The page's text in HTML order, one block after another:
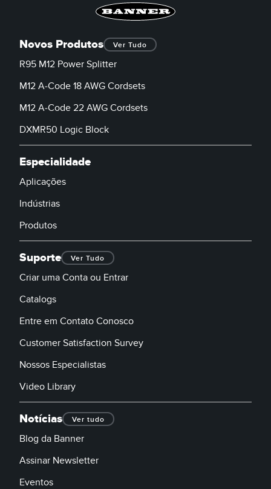
Novos Produtos Ver Tudo
R95 M12 Power Splitter
M12 A-Code 18 AWG Cordsets
M12 A-Code 22 AWG Cordsets
DXMR50 Logic Block
Especialidade
Aplicações
Indústrias
Produtos
Suporte Ver Tudo
Criar uma Conta ou Entrar
Catalogs
Entre em Contato Conosco
Customer Satisfaction Survey
Nossos Especialistas
Video Library
Notícias Ver tudo
Blog da Banner
Assinar Newsletter
Eventos